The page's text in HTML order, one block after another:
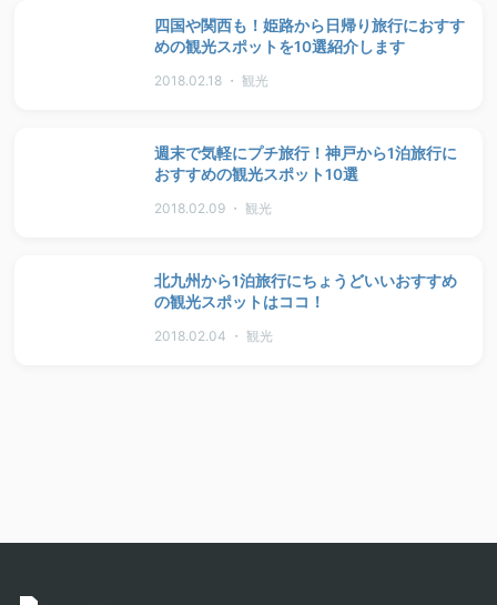
四国や関西も！姫路から日帰り旅行におすす
めの観光スポットを10選紹介します
2018.02.18 ・ 観光
週末で気軽にプチ旅行！神戸から1泊旅行に
おすすめの観光スポット10選
2018.02.09 ・ 観光
北九州から1泊旅行にちょうどいいおすすめ
の観光スポットはココ！
2018.02.04 ・ 観光